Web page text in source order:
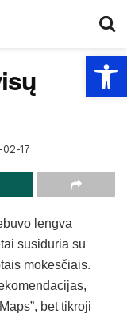
17
lengva
susiduria su
mokesčiais.
bet tikroji